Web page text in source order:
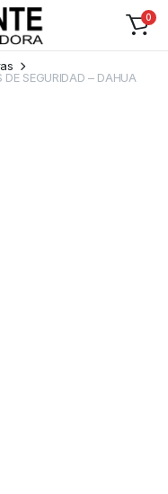
0
SEGURIDAD – DAHUA